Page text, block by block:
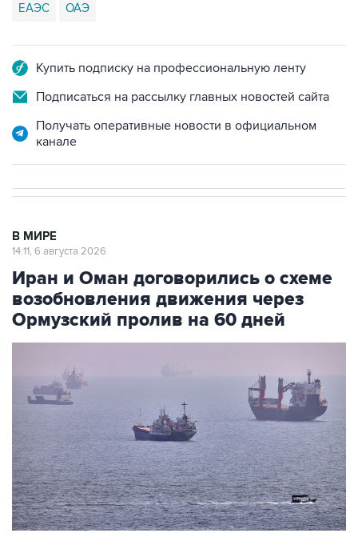
ЕАЭС ОАЭ
Купить подписку на профессиональную ленту
Подписаться на рассылку главных новостей сайта
Получать оперативные новости в официальном
канале
В МИРЕ
14:11, 6 августа 2026
Иран и Оман договорились о схеме
возобновления движения через
Ормузский пролив на 60 дней